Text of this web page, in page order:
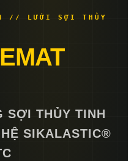
// LƯỚI SỢI THỦY
SỢI THỦY TINH
SIKALASTIC®